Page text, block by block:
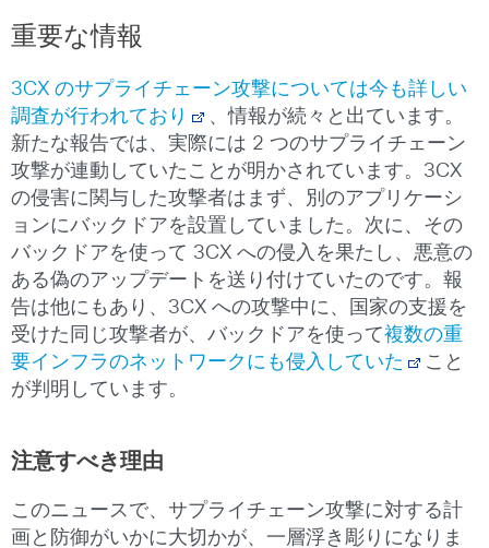
重要な情報
3CX のサプライチェーン攻撃については今も詳しい
調査が行われており
、情報が続々と出ています。
新たな報告では、実際には 2 つのサプライチェーン
攻撃が連動していたことが明かされています。3CX
の侵害に関与した攻撃者はまず、別のアプリケーシ
ョンにバックドアを設置していました。次に、その
バックドアを使って 3CX への侵入を果たし、悪意の
ある偽のアップデートを送り付けていたのです。報
告は他にもあり、3CX への攻撃中に、国家の支援を
受けた同じ攻撃者が、バックドアを使って複数の重
要インフラのネットワークにも侵入していた
こと
が判明しています。
注意すべき理由
このニュースで、サプライチェーン攻撃に対する計
画と防御がいかに大切かが、一層浮き彫りになりま